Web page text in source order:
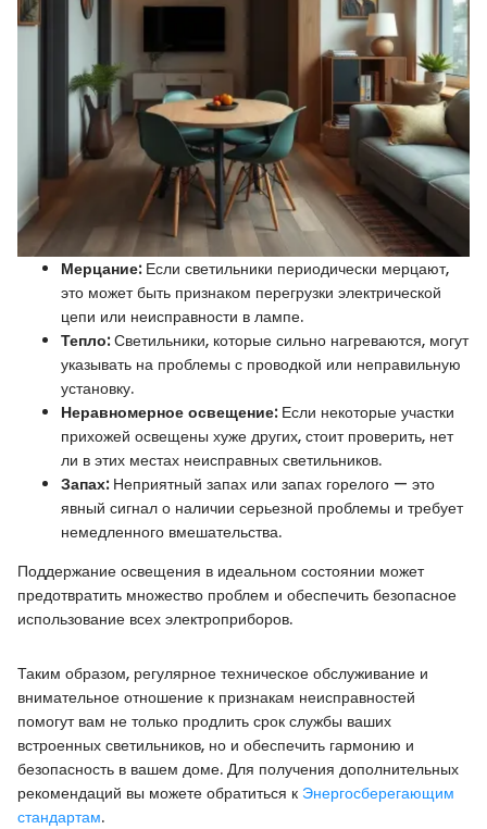
Мерцание:Если светильники периодически мерцают,
это может быть признаком перегрузки электрической
цепи или неисправности в лампе.
Тепло:Светильники, которые сильно нагреваются, могут
указывать на проблемы с проводкой или неправильную
установку.
Неравномерное освещение:Если некоторые участки
прихожей освещены хуже других, стоит проверить, нет
ли в этих местах неисправных светильников.
Запах:Неприятный запах или запах горелого — это
явный сигнал о наличии серьезной проблемы и требует
немедленного вмешательства.
Поддержание освещения в идеальном состоянии может
предотвратить множество проблем и обеспечить безопасное
использование всех электроприборов.
Таким образом, регулярное техническое обслуживание и
внимательное отношение к признакам неисправностей
помогут вам не только продлить срок службы ваших
встроенных светильников, но и обеспечить гармонию и
безопасность в вашем доме. Для получения дополнительных
рекомендаций вы можете обратиться к Энергосберегающим
стандартам.